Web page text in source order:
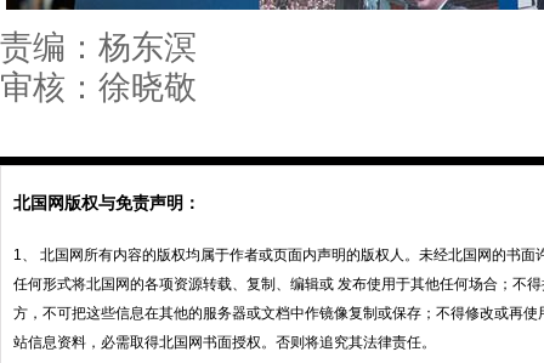
责编：杨东溟
审核：徐晓敬
北国网版权与免责声明：
1、 北国网所有内容的版权均属于作者或页面内声明的版权人。未经北国网的书面
任何形式将北国网的各项资源转载、复制、编辑或 发布使用于其他任何场合；不
方，不可把这些信息在其他的服务器或文档中作镜像复制或保存；不得修改或再
站信息资料，必需取得北国网书面授权。否则将追究其法律责任。